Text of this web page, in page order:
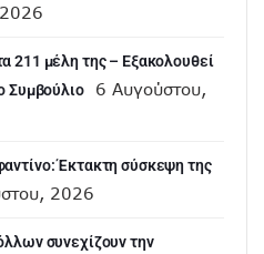
211 μέλη της – Εξακολουθεί
Συμβούλιο
6 Αυγούστου,
Έκτακτη σύσκεψη της
2026
συνεχίζουν την